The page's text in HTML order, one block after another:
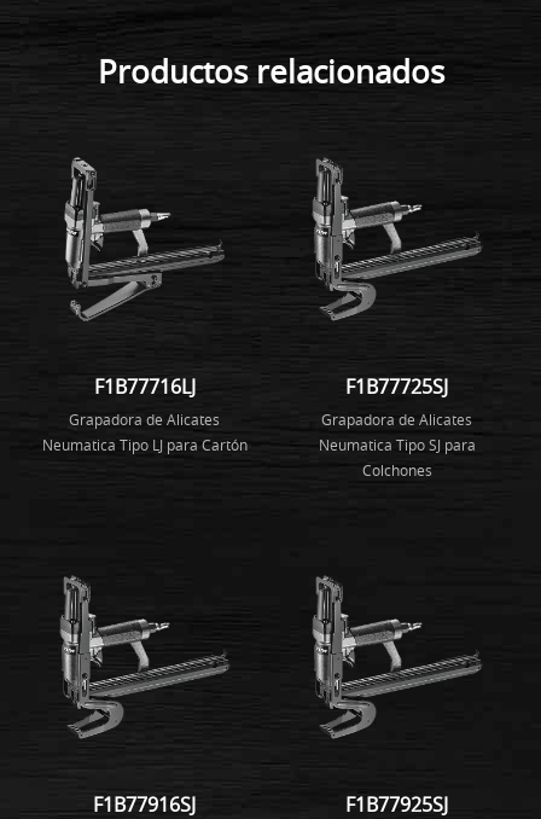
Productos relacionados
F1B77716LJ
Grapadora de Alicates
Neumatica Tipo LJ para Cartón
F1B77725SJ
Grapadora de Alicates
Neumatica Tipo SJ para
Colchones
F1B77916SJ F1B77925SJ